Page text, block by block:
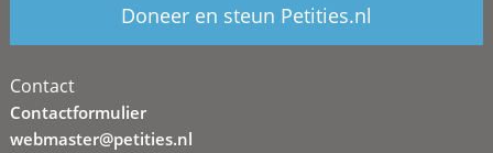
Doneer en steun Petities.nl
Contact
Contactformulier
webmaster@petities.nl